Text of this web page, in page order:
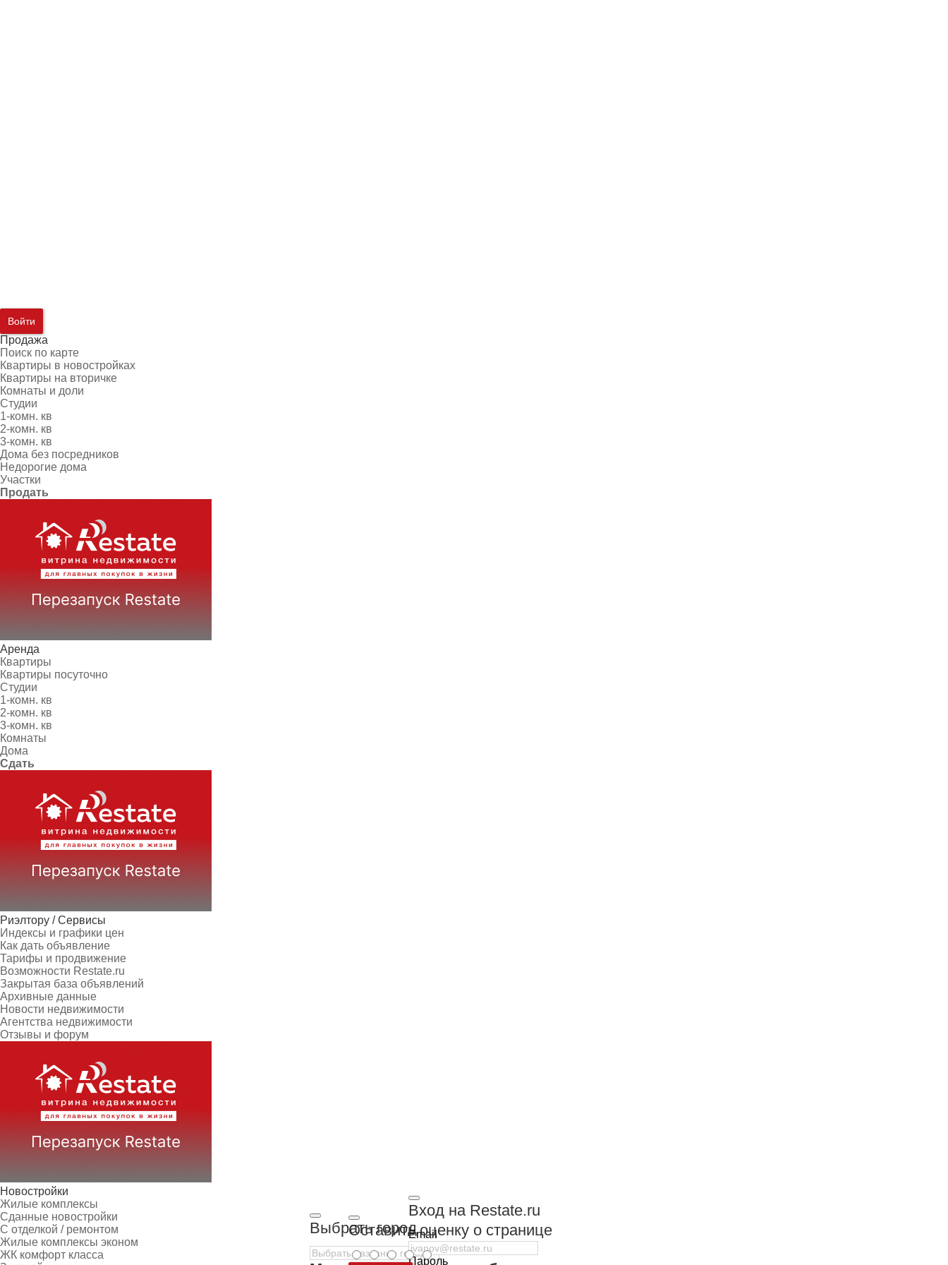
Войти
Продажа
Поиск по карте
Квартиры в новостройках
Квартиры на вторичке
Комнаты и доли
Студии
1-комн. кв
2-комн. кв
3-комн. кв
Дома без посредников
Недорогие дома
Участки
Продать
Аренда
Квартиры
Квартиры посуточно
Студии
1-комн. кв
2-комн. кв
3-комн. кв
Комнаты
Дома
Сдать
Риэлтору / Сервисы
Индексы и графики цен
Как дать объявление
Тарифы и продвижение
Возможности Restate.ru
Закрытая база объявлений
Архивные данные
Новости недвижимости
Агентства недвижимости
Отзывы и форум
Новостройки
Жилые комплексы
Сданные новостройки
С отделкой / ремонтом
Жилые комплексы эконом
ЖК комфорт класса
Выбрать город
Вход на Restate.ru
Email
Пароль
Оставить оценку о странице